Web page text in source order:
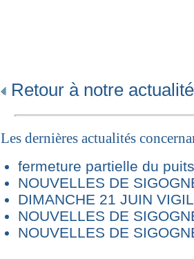
Retour à notre actualité
Les dernières actualités
fermeture partielle du
NOUVELLES DE
DIMANCHE 21 JUIN
NOUVELLES DE
NOUVELLES DE